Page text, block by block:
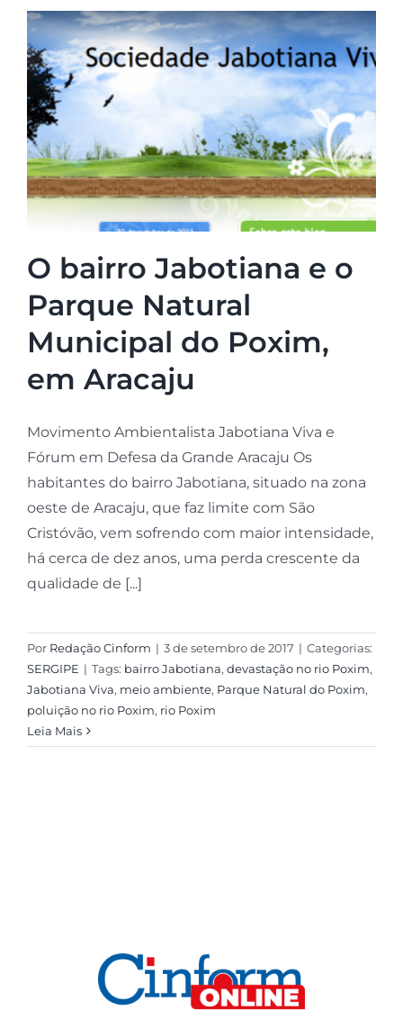
O bairro Jabotiana e o
Parque Natural
Municipal do Poxim,
em Aracaju
Movimento Ambientalista Jabotiana Viva e
Fórum em Defesa da Grande Aracaju Os
habitantes do bairro Jabotiana, situado na zona
oeste de Aracaju, que faz limite com São
Cristóvão, vem sofrendo com maior intensidade,
há cerca de dez anos, uma perda crescente da
qualidade de [...]
Por Redação Cinform | 3 de setembro de 2017 | Categorias:
SERGIPE | Tags: bairro Jabotiana, devastação no rio Poxim,
Jabotiana Viva, meio ambiente, Parque Natural do Poxim,
poluição no rio Poxim, rio Poxim
Leia Mais